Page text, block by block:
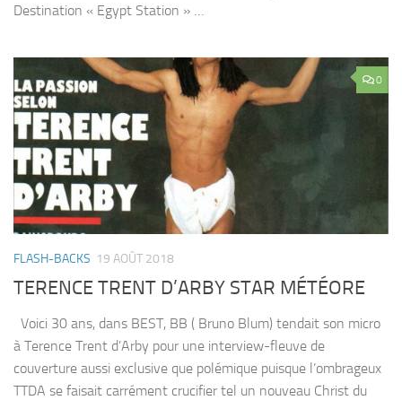
Destination « Egypt Station » …
0
FLASH-BACKS 19 AOÛT 2018
TERENCE TRENT D’ARBY STAR MÉTÉORE
Voici 30 ans, dans BEST, BB ( Bruno Blum) tendait son micro
à Terence Trent d’Arby pour une interview-fleuve de
couverture aussi exclusive que polémique puisque l’ombrageux
TTDA se faisait carrément crucifier tel un nouveau Christ du